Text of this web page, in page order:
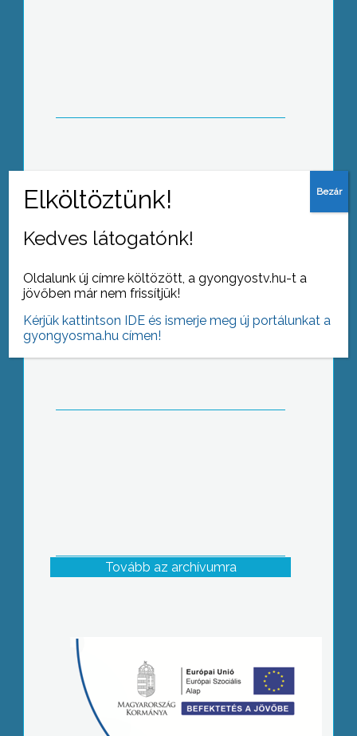
képzésfejlesztés’ volt a témája a
főiskolán megtartott konferenciának
Hagyományokhoz híven két napos
véradást szervezett a gyöngyösi
Tovább az archívumra
Kedves látogatónk!
Oldalunk új címre költözött, a gyongyostv.hu-t a
jövőben már nem frissítjük!
Kérjük kattintson IDE és ismerje meg új portálunkat a
gyongyosma.hu címen!